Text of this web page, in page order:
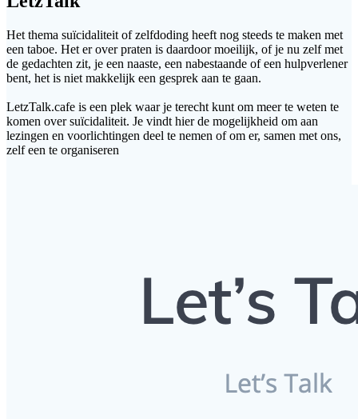
Het thema suïcidaliteit of zelfdoding heeft nog steeds te maken met
een taboe. Het er over praten is daardoor moeilijk, of je nu zelf met
de gedachten zit, je een naaste, een nabestaande of een hulpverlener
bent, het is niet makkelijk een gesprek aan te gaan.
LetzTalk.cafe is een plek waar je terecht kunt om meer te weten te
komen over suïcidaliteit. Je vindt hier de mogelijkheid om aan
lezingen en voorlichtingen deel te nemen of om er, samen met ons,
zelf een te organiseren